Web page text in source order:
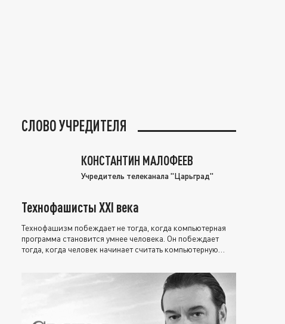
СЛОВО УЧРЕДИТЕЛЯ
КОНСТАНТИН МАЛОФЕЕВ
Учредитель телеканала "Царьград"
Технофашисты XXI века
Технофашизм побеждает не тогда, когда компьютерная
программа становится умнее человека. Он побеждает
тогда, когда человек начинает считать компьютерную